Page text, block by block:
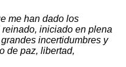
me han dado los
iniciado en plena
incertidumbres y
de paz, libertad,